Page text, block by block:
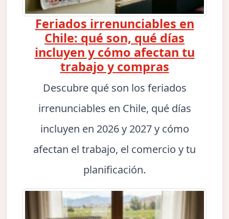
Feriados irrenunciables en
Chile: qué son, qué días
incluyen y cómo afectan tu
trabajo y compras
Descubre qué son los feriados
irrenunciables en Chile, qué días
incluyen en 2026 y 2027 y cómo
afectan el trabajo, el comercio y tu
planificación.